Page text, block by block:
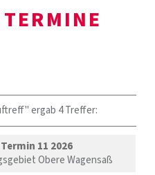
ergab 4 Treffer:
11 2026
Obere Wagensaß